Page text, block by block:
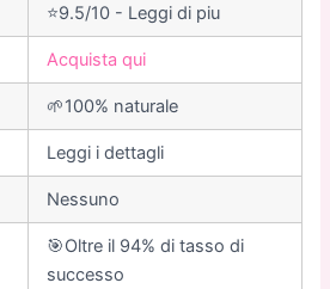
⭐9.5/10 - Leggi di piu
Acquista qui
🌱100% naturale
Leggi i dettagli
Nessuno
🎯Oltre il 94% di tasso di
successo